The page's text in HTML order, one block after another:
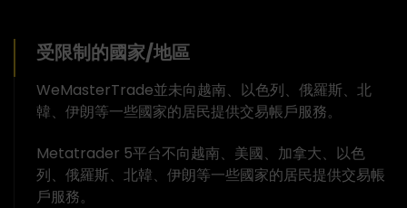
受限制的國家/地區
WeMasterTrade並未向越南、以色列、俄羅斯、北
韓、伊朗等一些國家的居民提供交易帳戶服務。
Metatrader 5平台不向越南、美國、加拿大、以色
列、俄羅斯、北韓、伊朗等一些國家的居民提供交易帳
戶服務。